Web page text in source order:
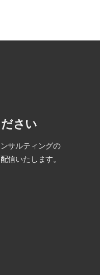
さい
サルティングの
信いたします。